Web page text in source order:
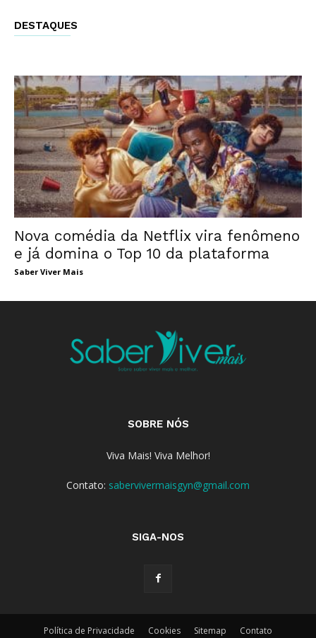
DESTAQUES
Nova comédia da Netflix vira fenômeno
e já domina o Top 10 da plataforma
Saber Viver Mais
SOBRE NÓS
Viva Mais! Viva Melhor!
Contato: sabervivermaisgyn@gmail.com
SIGA-NOS
Política de Privacidade Cookies Sitemap Contato